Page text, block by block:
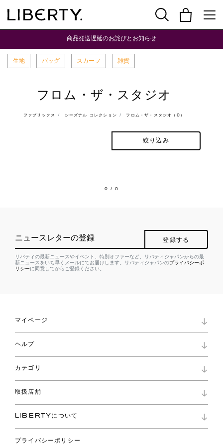
商品発送遅延のお詫びとお知らせ
生地 バッグ スカーフ 雑貨
フロム・ザ・スタジオ
ファブリックス シーズナル コレクション フロム・ザ・スタジオ（0）
絞り込み
0 / 0
ニュースレターの登録 登録する
リバティの最新ニュースやイベント、特別オファーなど、リバティジャパンからの最
新ニュースをいち早くメールにてお届けします。リバティジャパンのプライバシーポ
リシーに同意してからご登録ください。
マイページ
ロイヤリティプログラム
パスワード再設定
ショッピングバッグ
ヘルプ
お問い合わせ
よくあるご質問
ご利用ガイド
カテゴリ
コレクション
ファブリックス
バッグ
取扱店舗
リバティ・ファブリックス
LIBERTYについて
プライバシーポリシー